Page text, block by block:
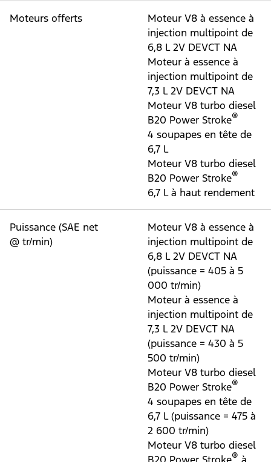
Moteurs offerts
Moteur V8 à essence à
injection multipoint de
6,8 L 2V DEVCT NA
Moteur à essence à
injection multipoint de
7,3 L 2V DEVCT NA
Moteur V8 turbo diesel
B20 Power Stroke®
4 soupapes en tête de
6,7 L
Moteur V8 turbo diesel
B20 Power Stroke®
6,7 L à haut rendement
Puissance (SAE net
@ tr/min)
Moteur V8 à essence à
injection multipoint de
6,8 L 2V DEVCT NA
(puissance = 405 à 5
000 tr/min)
Moteur à essence à
injection multipoint de
7,3 L 2V DEVCT NA
(puissance = 430 à 5
500 tr/min)
Moteur V8 turbo diesel
B20 Power Stroke®
4 soupapes en tête de
6,7 L (puissance = 475 à
2 600 tr/min)
Moteur V8 turbo diesel
®